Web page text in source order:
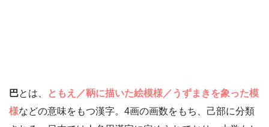
巴とは、
ともえ／鞆に描いた絵模様／うずまきを象った模
様などの意味をもつ漢字。4画の画数をもち、己部に分類